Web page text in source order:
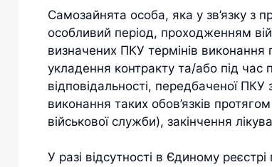
Самозайнята особа, яка у зв’язку з
особливий період, проходженням
визначених ПКУ термінів виконання
укладення контракту та/або під час
відповідальності, передбаченої
виконання таких обов’язків
військової служби), закінчення
У разі відсутності в Єдиному